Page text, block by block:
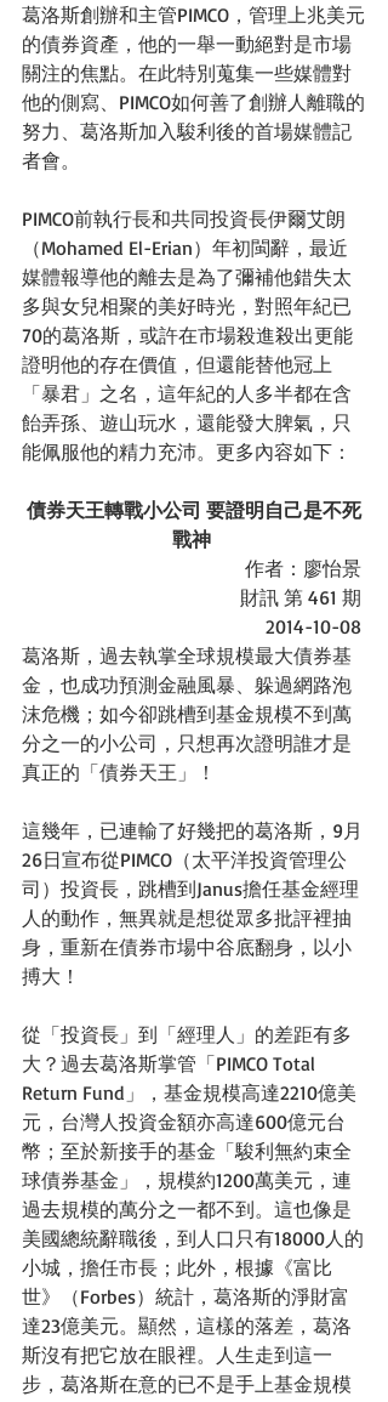
葛洛斯創辦和主管PIMCO，管理上兆美元
的債券資產，他的一舉一動絕對是市場
關注的焦點。在此特別蒐集一些媒體對
他的側寫、PIMCO如何善了創辦人離職的
努力、葛洛斯加入駿利後的首場媒體記
者會。
PIMCO前執行長和共同投資長伊爾艾朗
（Mohamed El-Erian）年初閩辭，最近
媒體報導他的離去是為了彌補他錯失太
多與女兒相聚的美好時光，對照年紀已
70的葛洛斯，或許在市場殺進殺出更能
證明他的存在價值，但還能替他冠上
「暴君」之名，這年紀的人多半都在含
飴弄孫、遊山玩水，還能發大脾氣，只
能佩服他的精力充沛。更多內容如下：
債券天王轉戰小公司 要證明自己是不死
戰神
作者：廖怡景
財訊 第 461 期
2014-10-08
葛洛斯，過去執掌全球規模最大債券基
金，也成功預測金融風暴、躲過網路泡
沫危機；如今卻跳槽到基金規模不到萬
分之一的小公司，只想再次證明誰才是
真正的「債券天王」！
這幾年，已連輸了好幾把的葛洛斯，9月
26日宣布從PIMCO（太平洋投資管理公
司）投資長，跳槽到Janus擔任基金經理
人的動作，無異就是想從眾多批評裡抽
身，重新在債券市場中谷底翻身，以小
搏大！
從「投資長」到「經理人」的差距有多
大？過去葛洛斯掌管「PIMCO Total
Return Fund」，基金規模高達2210億美
元，台灣人投資金額亦高達600億元台
幣；至於新接手的基金「駿利無約束全
球債券基金」，規模約1200萬美元，連
過去規模的萬分之一都不到。這也像是
美國總統辭職後，到人口只有18000人的
小城，擔任市長；此外，根據《富比
世》（Forbes）統計，葛洛斯的淨財富
達23億美元。顯然，這樣的落差，葛洛
斯沒有把它放在眼裡。人生走到這一
步，葛洛斯在意的已不是手上基金規模